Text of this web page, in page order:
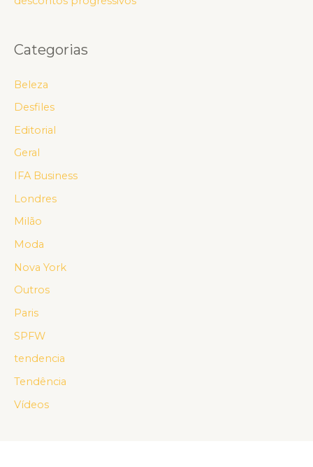
Categorias
Beleza
Desfiles
Editorial
Geral
IFA Business
Londres
Milão
Moda
Nova York
Outros
Paris
SPFW
tendencia
Tendência
Vídeos